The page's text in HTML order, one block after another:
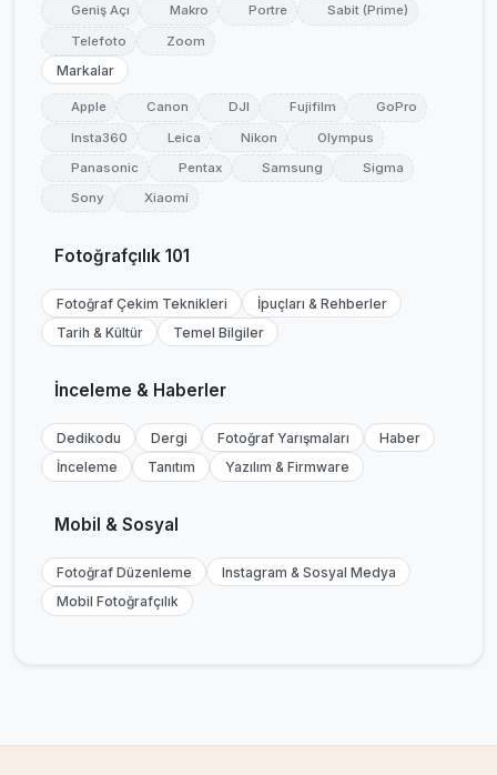
Geniş Açı Makro Portre
Sabit (Prime)
Telefoto
Zoom
Markalar
Apple Canon DJI Fujifilm
GoPro
Insta360
Leica Nikon
Olympus
Panasonic
Pentax Samsung
Sigma
Sony
Xiaomi
Fotoğrafçılık 101
Fotoğraf Çekim Teknikleri
İpuçları & Rehberler
Tarih & Kültür
Temel Bilgiler
İnceleme & Haberler
Dedikodu Dergi Fotoğraf Yarışmaları
Haber
İnceleme
Tanıtım Yazılım & Firmware
Mobil & Sosyal
Fotoğraf Düzenleme
Instagram & Sosyal Medya
Mobil Fotoğrafçılık